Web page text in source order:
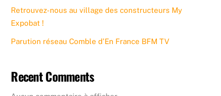
Retrouvez-nous au village des constructeurs My
Expobat !
Parution réseau Comble d’En France BFM TV
Recent Comments